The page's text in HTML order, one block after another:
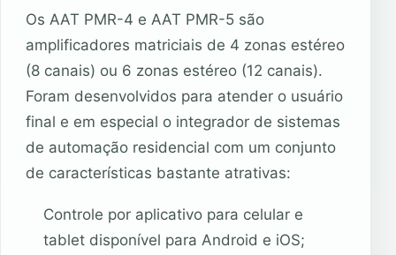
Os AAT PMR-4 e AAT PMR-5 são
amplificadores matriciais de 4 zonas estéreo
(8 canais) ou 6 zonas estéreo (12 canais).
Foram desenvolvidos para atender o usuário
final e em especial o integrador de sistemas
de automação residencial com um conjunto
de características bastante atrativas:
Controle por aplicativo para celular e
tablet disponível para Android e iOS;